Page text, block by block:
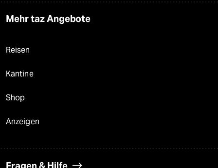
Mehr taz Angebote
Reisen
Kantine
Shop
Anzeigen